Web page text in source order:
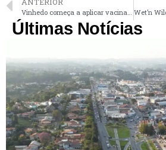
Vinhedo começa a aplicar vacina monovalente contra a covid
Últimas Notícias